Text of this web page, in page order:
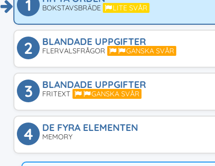
1 BOKSTAVSBRÄDE LITE SVÅR
2 BLANDADE UPPGIFTER
FLERVALSFRÅGOR GANSKA SVÅR
3 BLANDADE UPPGIFTER
FRITEXT GANSKA SVÅR
4 DE FYRA ELEMENTEN
MEMORY